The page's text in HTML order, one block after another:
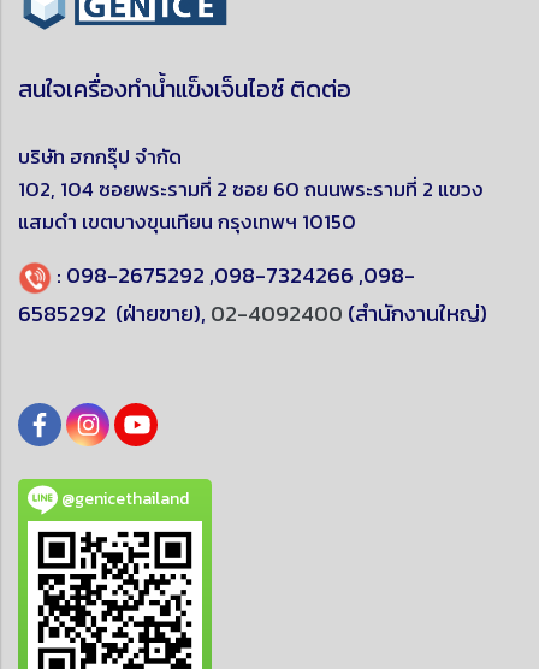
สนใจเครื่องทำน้ำแข็งเจ็นไอซ์ ติดต่อ
บริษัท ฮกกรุ๊ป จำกัด
102, 104 ซอยพระรามที่ 2 ซอย 60 ถนนพระรามที่ 2 แขวง
แสมดำ เขตบางขุนเทียนกรุงเทพฯ 10150
: 098-2675292 ,098-7324266 ,098-
6585292 (ฝ่ายขาย), 02-4092400 (สำนักงานใหญ่)
@genicethailand